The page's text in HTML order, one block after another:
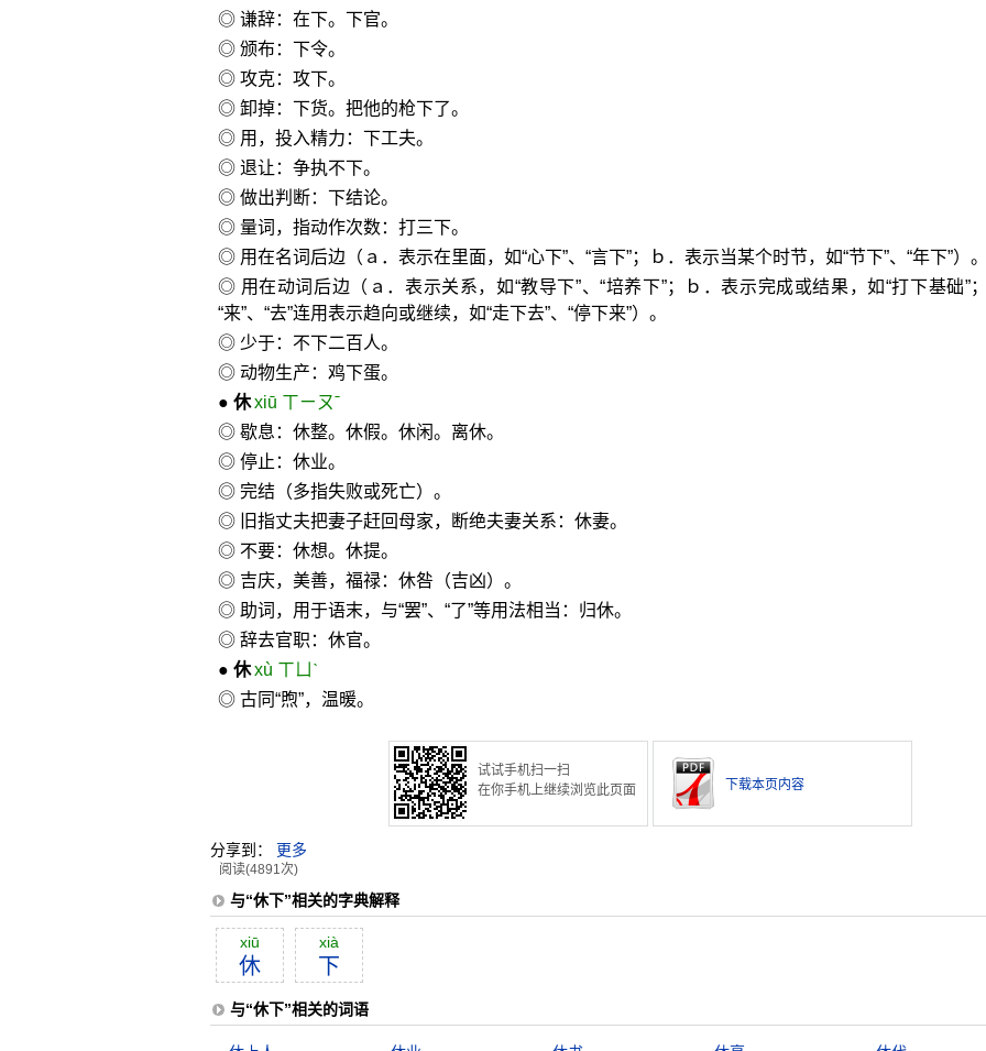
◎ 谦辞：在下。下官。
◎ 颁布：下令。
◎ 攻克：攻下。
◎ 卸掉：下货。把他的枪下了。
◎ 用，投入精力：下工夫。
◎ 退让：争执不下。
◎ 做出判断：下结论。
◎ 量词，指动作次数：打三下。
◎ 用在名词后边（ａ．表示在里面，如“心下”、“言下”；ｂ．表示当某个时节，如“节下”、“年下”）。
◎ 用在动词后边（ａ．表示关系，如“教导下”、“培养下”；ｂ．表示完成或结果，如“打下基础”
“来”、“去”连用表示趋向或继续，如“走下去”、“停下来”）。
◎ 少于：不下二百人。
◎ 动物生产：鸡下蛋。
● 休 xiū ㄒㄧㄡˉ
◎ 歇息：休整。休假。休闲。离休。
◎ 停止：休业。
◎ 完结（多指失败或死亡）。
◎ 旧指丈夫把妻子赶回母家，断绝夫妻关系：休妻。
◎ 不要：休想。休提。
◎ 吉庆，美善，福禄：休咎（吉凶）。
◎ 助词，用于语末，与“罢”、“了”等用法相当：归休。
◎ 辞去官职：休官。
● 休 xù ㄒㄩˋ
◎ 古同“煦”，温暖。
试试手机扫一扫
在你手机上继续浏览此页面
下载本页内容
分享到： 更多
阅读(4891次)
与“休下”相关的字典解释
xiū
休
xià
下
与“休下”相关的词语